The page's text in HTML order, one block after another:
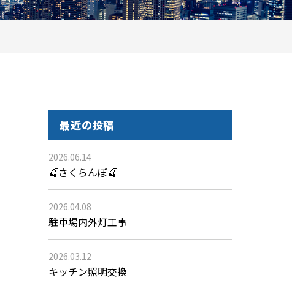
最近の投稿
2026.06.14
🍒さくらんぼ🍒
2026.04.08
駐車場内外灯工事
2026.03.12
キッチン照明交換